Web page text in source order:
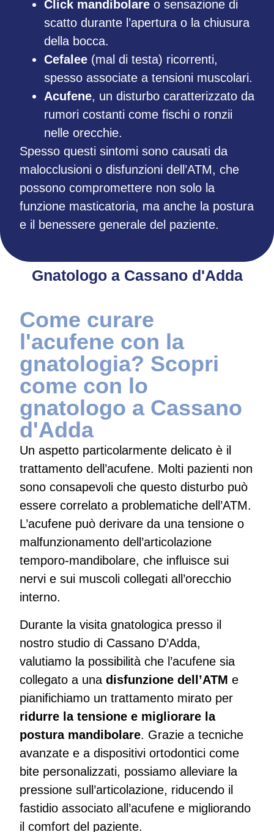
Click mandibolare o sensazione di
scatto durante l’apertura o la chiusura
della bocca.
Cefalee (mal di testa) ricorrenti,
spesso associate a tensioni muscolari.
Acufene, un disturbo caratterizzato da
rumori costanti come fischi o ronzii
nelle orecchie.
Spesso questi sintomi sono causati da
malocclusioni o disfunzioni dell’ATM, che
possono compromettere non solo la
funzione masticatoria, ma anche la postura
e il benessere generale del paziente.
Gnatologo a Cassano d'Adda
Come curare
l'acufene con la
gnatologia? Scopri
come con lo
gnatologo a Cassano
d'Adda
Un aspetto particolarmente delicato è il
trattamento dell’acufene. Molti pazienti non
sono consapevoli che questo disturbo può
essere correlato a problematiche dell’ATM.
L’acufene può derivare da una tensione o
malfunzionamento dell’articolazione
temporo-mandibolare, che influisce sui
nervi e sui muscoli collegati all’orecchio
interno.
Durante la visita gnatologica presso il
nostro studio di Cassano D’Adda,
valutiamo la possibilità che l’acufene sia
collegato a una disfunzione dell’ATM e
pianifichiamo un trattamento mirato per
ridurre la tensione e migliorare la
postura mandibolare. Grazie a tecniche
avanzate e a dispositivi ortodontici come
bite personalizzati, possiamo alleviare la
pressione sull’articolazione, riducendo il
fastidio associato all’acufene e migliorando
il comfort del paziente.